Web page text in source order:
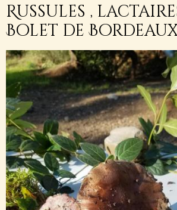
Russules ,
Bolet de